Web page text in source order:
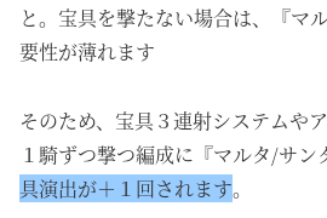
と。 宝具を撃たない場合は、『マ
要性が薄れます
そのため、宝具３連射システムや
１騎ずつ撃つ編成に『マルタ/サン
具演出が＋１回されます。